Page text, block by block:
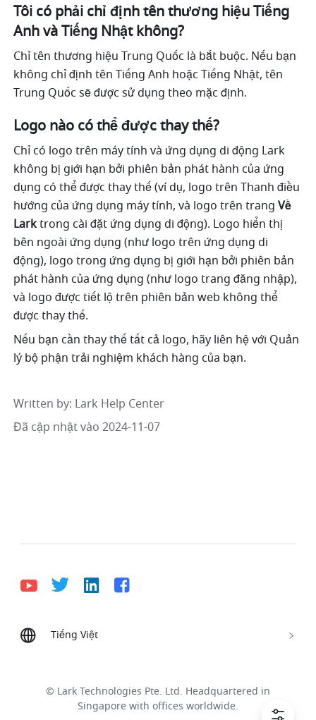
Tôi có phải chỉ định tên thương hiệu Tiếng
Anh và Tiếng Nhật không?
Chỉ tên thương hiệu Trung Quốc là bắt buộc. Nếu bạn
không chỉ định tên Tiếng Anh hoặc Tiếng Nhật, tên
Trung Quốc sẽ được sử dụng theo mặc định.
Logo nào có thể được thay thế?
Chỉ có logo trên máy tính và ứng dụng di động Lark
không bị giới hạn bởi phiên bản phát hành của ứng
dụng có thể được thay thế (ví dụ, logo trên Thanh điều
hướng của ứng dụng máy tính, và logo trên trang Về
Lark trong cài đặt ứng dụng di động). Logo hiển thị
bên ngoài ứng dụng (như logo trên ứng dụng di
động), logo trong ứng dụng bị giới hạn bởi phiên bản
phát hành của ứng dụng (như logo trang đăng nhập),
và logo được tiết lộ trên phiên bản web không thể
được thay thế.
Nếu bạn cần thay thế tất cả logo, hãy liên hệ với Quản
lý bộ phận trải nghiệm khách hàng của bạn.
Written by: Lark Help Center
Đã cập nhật vào 2024-11-07
Tiếng Việt
Tiếng Việt
ไทย 한국어 日本語
中文
© Lark Technologies Pte. Ltd. Headquartered in
Singapore with offices worldwide.